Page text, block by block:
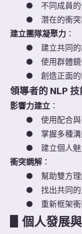
●
不同成員
●
潛在的衝
建立團隊凝聚力 ：
●
建立共同
●
使用群體
●
創造正面
領導者的 NLP 技
影響力建立 ：
●
使用配合
●
掌握多種
●
建立個人
衝突調解 ：
●
幫助雙方
●
找出共同
●
重新框架
個人發展